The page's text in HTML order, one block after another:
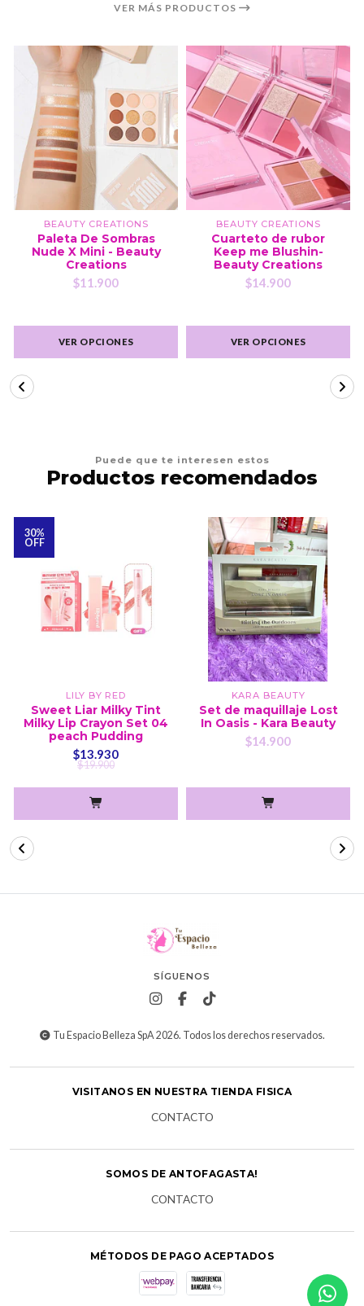
VER MÁS PRODUCTOS
BEAUTY CREATIONS
Paleta De Sombras
Nude X Mini - Beauty
Creations
$11.900
VER OPCIONES
BEAUTY CREATIONS
Cuarteto de rubor
Keep me Blushin-
Beauty Creations
$14.900
VER OPCIONES
Puede que te interesen estos
Productos recomendados
30%
OFF
LILY BY RED
Sweet Liar Milky Tint
Milky Lip Crayon Set 04
peach Pudding
$13.930
$19.900
KARA BEAUTY
Set de maquillaje Lost
In Oasis - Kara Beauty
$14.900
SÍGUENOS
Tu Espacio Belleza SpA 2026. Todos los derechos reservados.
VISITANOS EN NUESTRA TIENDA FISICA
CONTACTO
SOMOS DE ANTOFAGASTA!
CONTACTO
MÉTODOS DE PAGO ACEPTADOS